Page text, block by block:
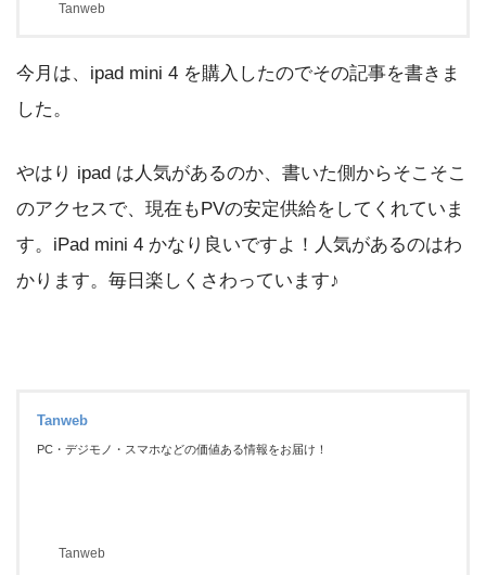
レットたちの動作があまりにも体たらくだったため、ぬるぬ
Tanweb
今月は、ipad mini 4 を購入したのでその記事を書きま
した。
やはり ipad は人気があるのか、書いた側からそこそこ
のアクセスで、現在もPVの安定供給をしてくれていま
す。iPad mini 4 かなり良いですよ！人気があるのはわ
かります。毎日楽しくさわっています♪
Tanweb
PC・デジモノ・スマホなどの価値ある情報をお届け！
Tanweb